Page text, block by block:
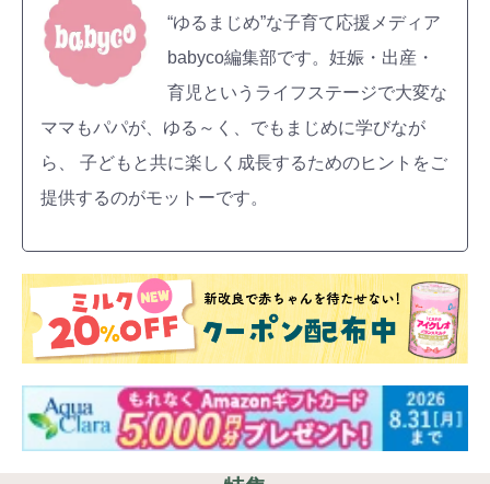
“ゆるまじめ”な子育て応援メディア
babyco編集部です。妊娠・出産・
育児というライフステージで大変な
ママもパパが、ゆる～く、でもまじめに学びなが
ら、 子どもと共に楽しく成長するためのヒントをご
提供するのがモットーです。